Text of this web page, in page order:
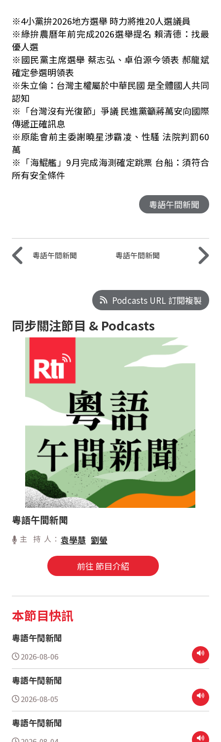
※4小黨拚2026地方選舉 時力將推20人選議員
※綠拚農曆年前完成2026選舉提名 賴清德：找最
優人選
※國民黨主席選舉 蔡志弘、卓伯源今領表 郝龍斌
確定參選明領表
※朱立倫：台灣主權屬於中華民國 是全體國人共同
認知
※「台灣沒有光復節」爭議 民進黨籲蔣萬安向國際
傳遞正確訊息
※原能會前主委謝曉星涉霸凌、性騷 法院判罰60
萬
※「海鯤艦」9月完成海測確定跳票 台船：須符合
所有安全條件
粵語午間新聞
粵語午間新聞 粵語午間新聞
Podcasts URL 訂閱複製
同步關注節目 & Podcasts
粵語午間新聞
主 持 人： 袁學慧 劉螢
前往 節目介紹
本節目快訊
粵語午間新聞
2026-08-06
粵語午間新聞
2026-08-05
粵語午間新聞